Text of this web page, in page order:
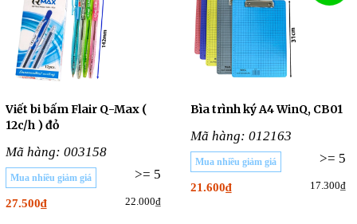
Viết bi bấm Flair Q-Max (
12c/h ) đỏ
Mã hàng: 003158
>= 5
Mua nhiều giảm giá
27.500₫ 22.000₫
Bìa trình ký A4 WinQ, CB01
Mã hàng: 012163
>= 5
Mua nhiều giảm giá
21.600₫ 17.300₫